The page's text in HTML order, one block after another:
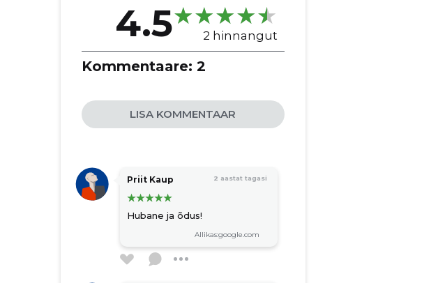
4.5 2 hinnangut
Kommentaare: 2
LISA KOMMENTAAR
Priit Kaup 2 aastat tagasi
Hubane ja õdus!
Allikas:google.com